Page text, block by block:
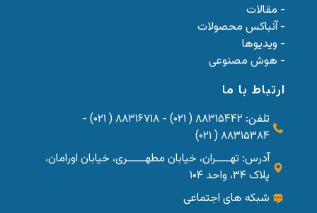
- مقالات
- آنباکس محصولات
- ویدیوها
- هوش مصنوعی
ارتباط با ما
تلفن: ۸۸۳۱۵۴۴۲ ( ۰۲۱) - ۸۸۳۱۶۷۱۸ ( ۰۲۱) -
۸۸۳۱۵۳۸۴ ( ۰۲۱)
آدرس: تهــــران، خیابان مطهـــــری، خیابان اورامان،
پلاک ۳۴، واحد ۱۰۴
شبکه های اجتماعی